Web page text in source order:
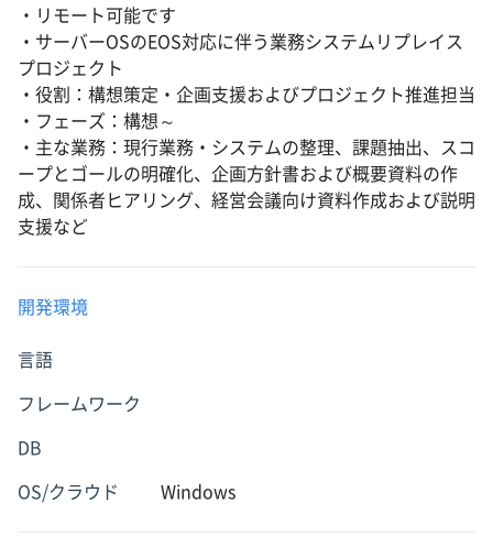
・リモート可能です
・サーバーOSのEOS対応に伴う業務システムリプレイス
プロジェクト
・役割：構想策定・企画支援およびプロジェクト推進担当
・フェーズ：構想～
・主な業務：現行業務・システムの整理、課題抽出、スコ
ープとゴールの明確化、企画方針書および概要資料の作
成、関係者ヒアリング、経営会議向け資料作成および説明
支援など
開発環境
言語
フレームワーク
DB
OS/クラウド Windows